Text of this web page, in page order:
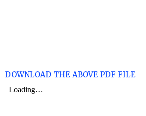
DOWNLOAD THE ABOVE PDF FILE